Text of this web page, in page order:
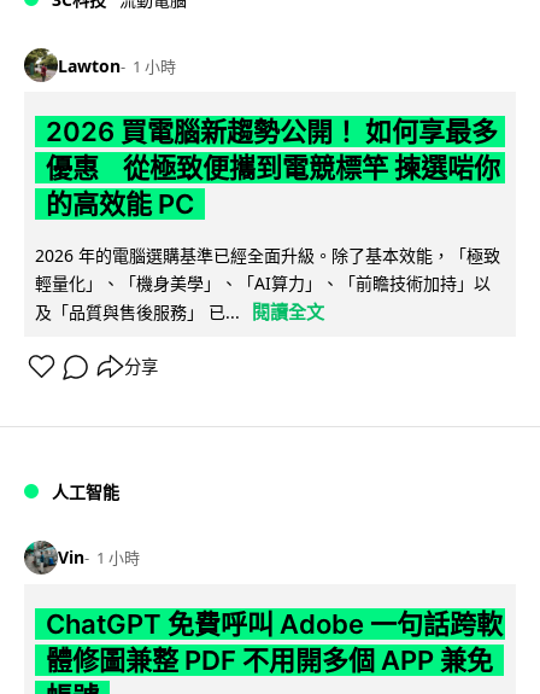
Lawton 1 小時
2026 買電腦新趨勢公開！ 如何享最多
優惠 從極致便攜到電競標竿 揀選啱你
的高效能 PC
2026 年的電腦選購基準已經全面升級。除了基本效能，「極致
輕量化」、「機身美學」、「AI算力」、「前瞻技術加持」以
及「品質與售後服務」 已...
閱讀全文
分享
人工智能
Vin 1 小時
ChatGPT 免費呼叫 Adobe 一句話跨軟
體修圖兼整 PDF 不用開多個 APP 兼免